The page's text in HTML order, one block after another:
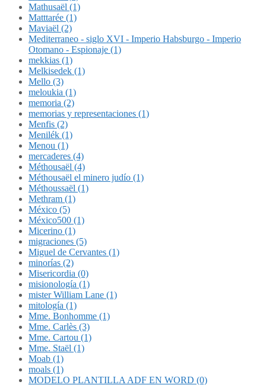
Mathusaël (1)
Matttarée (1)
Maviaël (2)
Mediterraneo - siglo XVI - Imperio Habsburgo - Imperio
Otomano - Espionaje (1)
mekkias (1)
Melkisedek (1)
Mello (3)
meloukia (1)
memoria (2)
memorias y representaciones (1)
Menfis (2)
Menilék (1)
Menou (1)
mercaderes (4)
Méthousaël (4)
Méthousaël el minero judío (1)
Méthoussaël (1)
Methram (1)
México (5)
México500 (1)
Micerino (1)
migraciones (5)
Miguel de Cervantes (1)
minorías (2)
Misericordia (0)
misionología (1)
mister William Lane (1)
mitología (1)
Mme. Bonhomme (1)
Mme. Carlès (3)
Mme. Cartou (1)
Mme. Staël (1)
Moab (1)
moals (1)
MODELO PLANTILLA ADF EN WORD (0)